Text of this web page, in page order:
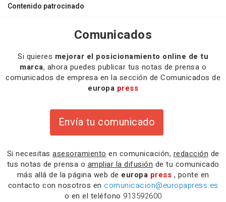
Contenido patrocinado
Comunicados
Si quieres mejorar el posicionamiento online de tu
marca, ahora puedes publicar tus notas de prensa o
comunicados de empresa en la sección de Comunicados de
europa press
Envía tu comunicado
Si necesitas asesoramiento en comunicación, redacción de
tus notas de prensa o ampliar la difusión de tu comunicado
más allá de la página web de europa press , ponte en
contacto con nosotros en comunicacion@europapress.es
o en el teléfono 913592600